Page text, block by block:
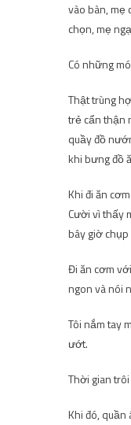
vào bàn, mẹ
chọn, mẹ
Có những
Thật trùng
trẻ cẩn thận
quầy đồ
khi bưng đồ
Khi đi ăn
Cười vì thấy
bây giờ chụp
Đi ăn cơm
ngon và nói
Tôi nắm tay
ướt.
Thời gian
Khi đó, quần